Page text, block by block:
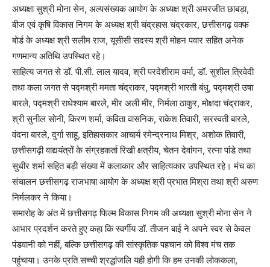
अध्यक्षा सुश्री मोना सेन, अल्पसंख्यक आयोग के अध्यक्ष श्री अमरजीत छाबड़ा,
बीज एवं कृषि विकास निगम के अध्यक्ष श्री चंद्रहास चंद्रकार, छत्तीसगढ़ वक्फ
बोर्ड के अध्यक्ष श्री सलीम राज, यूसीसी सदस्य श्री मोहन पवार सहित अनेक
गणमान्य अतिथि उपस्थित रहे।
साहित्य जगत से डॉ. पी.सी. लाल यादव, श्री परदेशीराम वर्मा, डॉ. सुशील त्रिवेदी
तथा कला जगत से पद्मश्री ममता चंद्राकर, पद्मश्री भारती बंधु, पद्मश्री उषा
बारले, पद्मश्री राधेश्याम बारले, मीर अली मीर, निर्मला ठाकुर, मोक्षदा चंद्राकर,
श्री सुनील सोनी, किरण शर्मा, कविता वासनिक, राकेश तिवारी, सरस्वती बारले,
वंदना बारले, दुर्गा साहू, इतिहासकार आचार्य रमेन्द्रनाथ मिश्र, अशोक तिवारी,
छत्तीसगढ़ी वाद्ययंत्रों के संग्रहकर्ता रिखी क्षत्रीय, चेतन देवांगन, रत्ना पांडे तथा
सुधीर शर्मा सहित बड़ी संख्या में कलाकार और साहित्यकार उपस्थित रहे। मंच का
संचालन छत्तीसगढ़ राजभाषा आयोग के अध्यक्ष श्री प्रभात मिश्रा तथा श्री अरुण
निर्मलकर ने किया।
समारोह के अंत में छत्तीसगढ़ फिल्म विकास निगम की अध्यक्षा सुश्री मोना सेन ने
आभार प्रदर्शन करते हुए कहा कि स्वर्गीय डॉ. तीजन बाई ने अपने स्वर से केवल
पंडवानी को नहीं, बल्कि छत्तीसगढ़ की सांस्कृतिक पहचान को विश्व मंच तक
पहुंचाया। उनके प्रति सच्ची श्रद्धांजलि यही होगी कि हम उनकी लोककला,